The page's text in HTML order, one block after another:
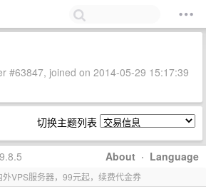
#63847, joined on 2014-05-29 15:17:39
切换主题列表
About · Language
VPS服务器，99元起，续费代金券